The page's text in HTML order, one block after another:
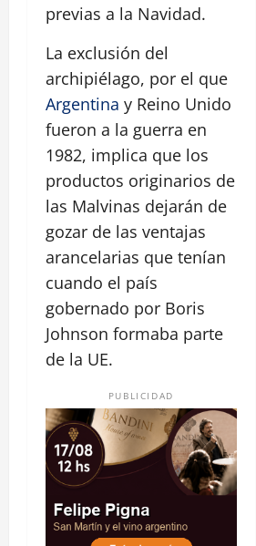
previas a la Navidad.
La exclusión del
archipiélago, por el que
Argentina y Reino Unido
fueron a la guerra en
1982, implica que los
productos originarios de
las Malvinas dejarán de
gozar de las ventajas
arancelarias que tenían
cuando el país
gobernado por Boris
Johnson formaba parte
de la UE.
PUBLICIDAD